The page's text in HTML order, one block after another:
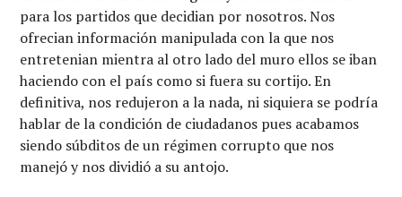
para los partidos que decidian por nosotros. Nos
ofrecian información manipulada con la que nos
entretenian mientra al otro lado del muro ellos se iban
haciendo con el país como si fuera su cortijo. En
definitiva, nos redujeron a la nada, ni siquiera se podría
hablar de la condición de ciudadanos pues acabamos
siendo súbditos de un régimen corrupto que nos
manejó y nos dividió a su antojo.